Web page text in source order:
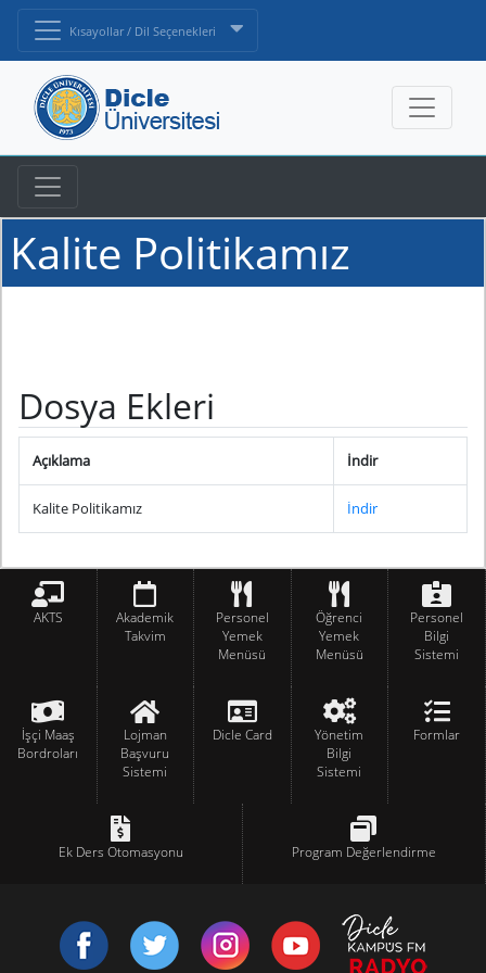
Kısayollar / Dil Seçenekleri
Kalite Politikamız
Dosya Ekleri
Açıklama İndir
Kalite Politikamız İndir
AKTS
Akademik
Takvim
Personel
Yemek
Menüsü
Öğrenci
Yemek
Menüsü
Personel
Bilgi
Sistemi
İşçi Maaş
Bordroları
Lojman
Başvuru
Sistemi
Dicle Card
Yönetim
Bilgi
Sistemi
Formlar
Ek Ders Otomasyonu Program Değerlendirme